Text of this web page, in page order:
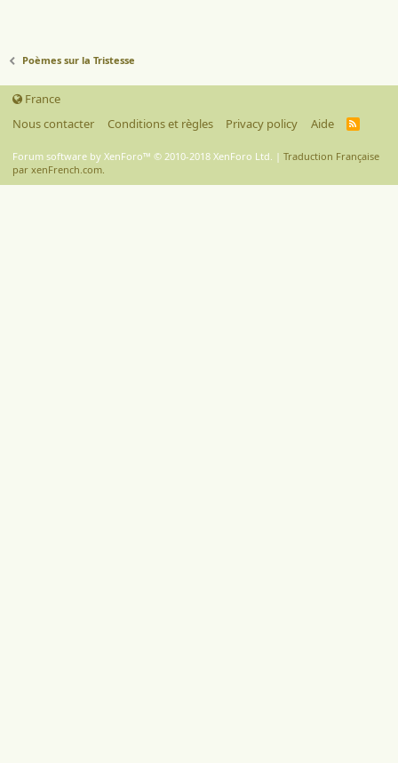
Poèmes sur la Tristesse
France
Nous contacter
Conditions et règles Privacy policy Aide
R
S
Forum software by XenForo™ © 2010-2018 XenForo Ltd. | Traduction Française
par xenFrench.com.